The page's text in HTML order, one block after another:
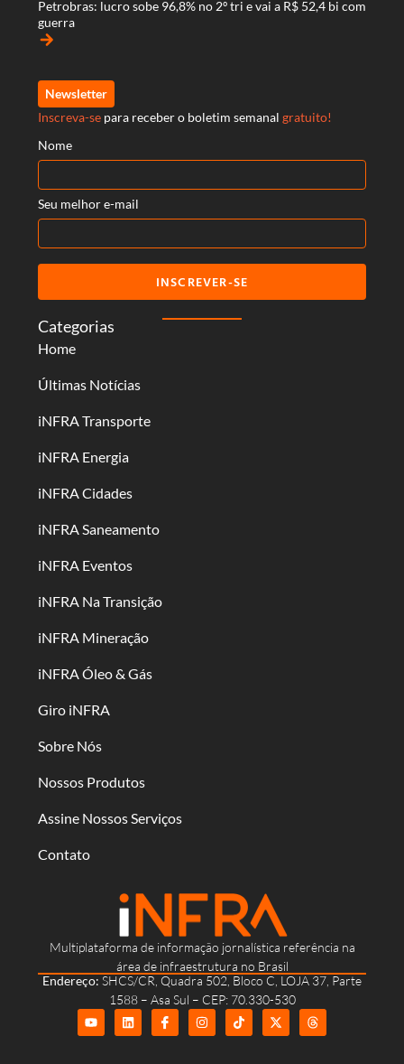
Multiplataforma de informação jornalística referência na
área de infraestrutura no Brasil
Endereço: SHCS/CR, Quadra 502, Bloco C, LOJA 37, Parte
1588 – Asa Sul – CEP: 70.330-530
Categorias
Home
Últimas Notícias
iNFRA Transporte
iNFRA Energia
iNFRA Cidades
iNFRA Saneamento
iNFRA Eventos
iNFRA Na Transição
iNFRA Mineração
iNFRA Óleo & Gás
Giro iNFRA
Sobre Nós
Nossos Produtos
Assine Nossos Serviços
Contato
Petrobras: lucro sobe 96,8% no 2º tri e vai a R$ 52,4 bi com
guerra
arrow_forward
Newsletter
Inscreva-se para receber o boletim semanal gratuito!
Nome
Seu melhor e-mail
INSCREVER-SE